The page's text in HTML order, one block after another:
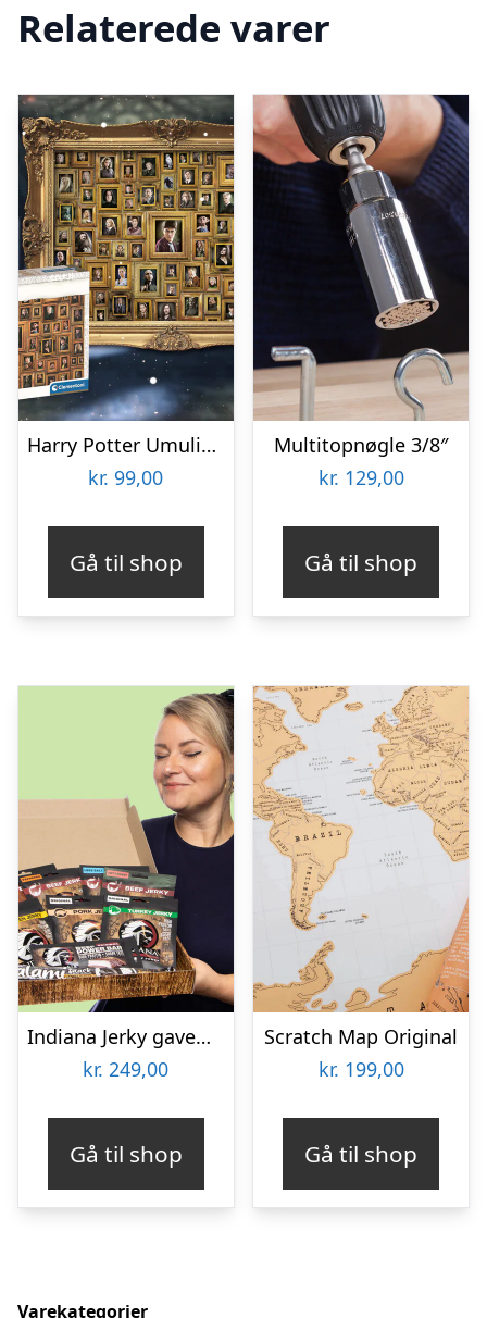
Relaterede varer
Harry Potter Umulig Puslespil
kr. 99,00
Gå til shop
Multitopnøgle 3/8″
kr. 129,00
Gå til shop
Indiana Jerky gaveæske
kr. 249,00
Gå til shop
Scratch Map Original
kr. 199,00
Gå til shop
Varekategorier